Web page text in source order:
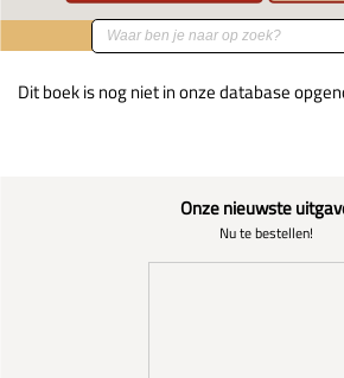
Onze nieuwste
Nu te bestellen!
Dit boek is nog niet in onze database